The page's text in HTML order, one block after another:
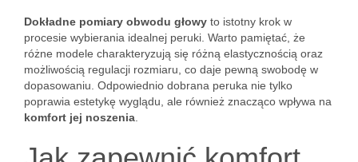
Dokładne pomiary obwodu głowy to istotny krok w
procesie wybierania idealnej peruki. Warto pamiętać, że
różne modele charakteryzują się różną elastycznością oraz
możliwością regulacji rozmiaru, co daje pewną swobodę w
dopasowaniu. Odpowiednio dobrana peruka nie tylko
poprawia estetykę wyglądu, ale również znacząco wpływa na
komfort jej noszenia